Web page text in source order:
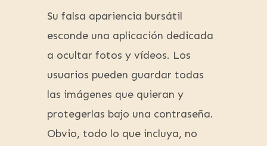
Su falsa apariencia bursátil
esconde una aplicación dedicada
a ocultar fotos y vídeos. Los
usuarios pueden guardar todas
las imágenes que quieran y
protegerlas bajo una contraseña.
Obvio, todo lo que incluya, no